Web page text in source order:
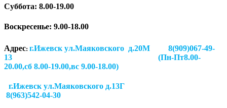
Суббота: 8.00-19.00
Воскресенье: 9.00-18.00
Адрес: г.Ижевск ул.Маяковского д.20М 8(909)067-49-
13 (Пн-Пт8.00-
20.00,сб 8.00-19.00,вс 9.00-18.00)
г.Ижевск ул.Маяковского д.13Г
8(963)542-04-30